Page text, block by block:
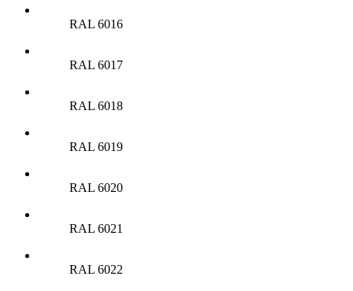
RAL 6016
RAL 6017
RAL 6018
RAL 6019
RAL 6020
RAL 6021
RAL 6022